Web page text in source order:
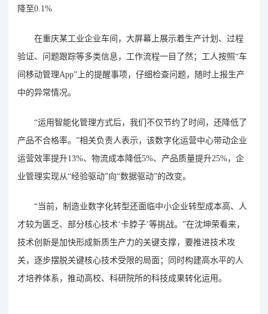
降至0.1%
在重庆某工业企业车间，大屏幕上展示着生产计划、过程
验证、问题跟踪等多类信息，工作流程一目了然；工人按照“车
间移动管理App”上的提醒事项，仔细检查问题，随时上报生产
中的异常情况。
“运用智能化管理方式后，我们不仅节约了时间，还降低了
产品不合格率。”相关负责人表示，该数字化运营中心带动企业
运营效率提升13%、物流成本降低5%、产品质量提升25%，企
业管理实现从“经验驱动”向“数据驱动”的改变。
“当前，制造业数字化转型还面临中小企业转型成本高、人
才较为匮乏、部分核心技术‘卡脖子’等挑战。”在沈坤荣看来，
技术创新是加快形成新质生产力的关键支撑，要推进技术攻
关，逐步摆脱关键核心技术受限的局面；同时构建高水平的人
才培养体系，推动高校、科研院所的科技成果转化运用。